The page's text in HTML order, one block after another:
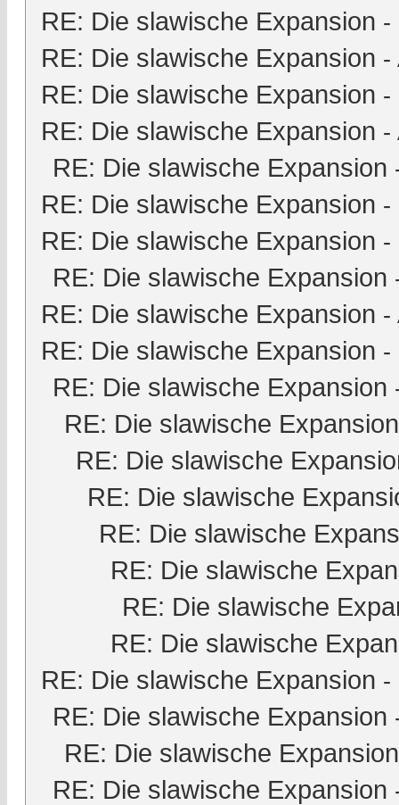
RE: Die slawische Expansion -
RE: Die slawische Expansion -
RE: Die slawische Expansion -
RE: Die slawische Expansion -
RE: Die slawische Expansion
RE: Die slawische Expansion -
RE: Die slawische Expansion -
RE: Die slawische Expansion
RE: Die slawische Expansion -
RE: Die slawische Expansion -
RE: Die slawische Expansion
RE: Die slawische Expansion
RE: Die slawische
RE: Die slawische
RE: Die slawische
RE: Die slawische
RE: Die slawische
RE: Die slawische
RE: Die slawische Expansion -
RE: Die slawische Expansion
RE: Die slawische Expansion
RE: Die slawische Expansion